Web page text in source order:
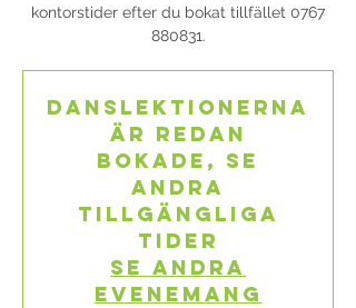
kontorstider efter du bokat tillfället 0767
880831.
Danslektionerna
är redan
bokade, se
andra
tillgängliga
tider
Se andra
evenemang